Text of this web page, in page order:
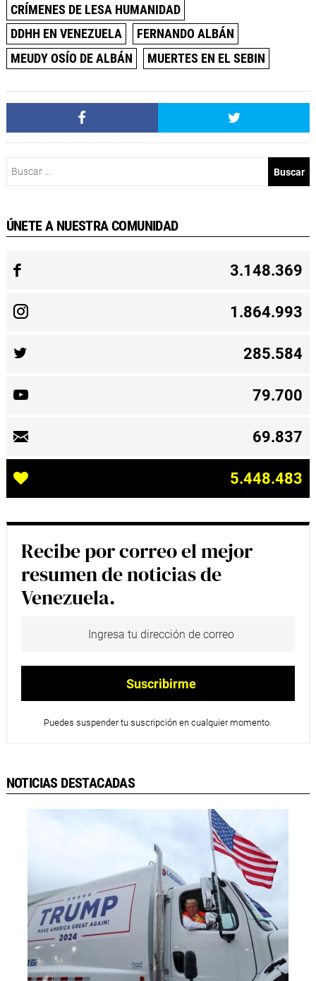
CRÍMENES DE LESA HUMANIDAD
DDHH EN VENEZUELA
FERNANDO ALBÁN
MEUDY OSÍO DE ALBÁN
MUERTES EN EL SEBIN
ÚNETE A NUESTRA COMUNIDAD
3.148.369
1.864.993
285.584
79.700
69.837
5.448.483
Recibe por correo el mejor
resumen de noticias de
Venezuela.
Puedes suspender tu suscripción en cualquier momento.
NOTICIAS DESTACADAS